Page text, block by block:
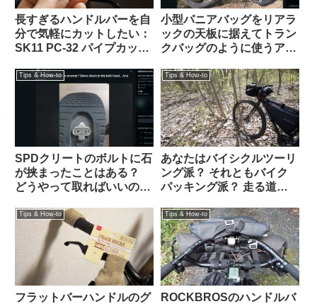
長すぎるハンドルバーを自
分で気軽にカットしたい：
SK11 PC-32 パイプカッタ
カスタム】
小型パニアバッグをリアラ
ックの天板に据えてトラン
クバッグのように使うアイ
ら）Ortlieb Gravel-Pack /
Quick-Rack
Tips & How-to
SPDクリートのボルトに石
が挟まったことはある？
どうやって取ればいいの？
Tips & How-to
あなたはバイシクルツーリ
ング派？ それともバイク
パッキング派？ 走る道の
備を考える
Tips & How-to
フラットバーハンドルのグ
Tips & How-to
ROCKBROSのハンドルバ